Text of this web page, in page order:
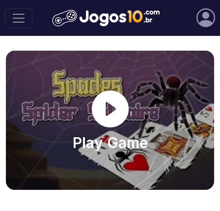
Play Game